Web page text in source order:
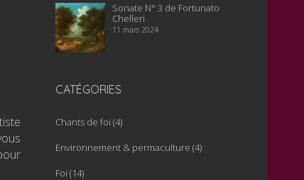
Sonate N° 3 de Fortunato
11 mars 2024
Ancien orgue Walker du
CATÉGORIES
Chants de foi (4)
Environnement & permaculture (4)
Foi (14)